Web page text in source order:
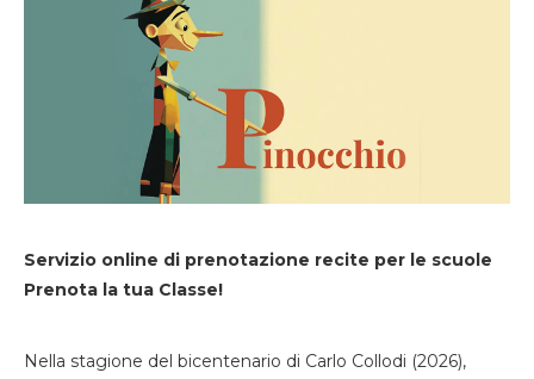
Servizio online di prenotazione recite per le scuole
Prenota la tua Classe!
Nella stagione del bicentenario di Carlo Collodi (2026),